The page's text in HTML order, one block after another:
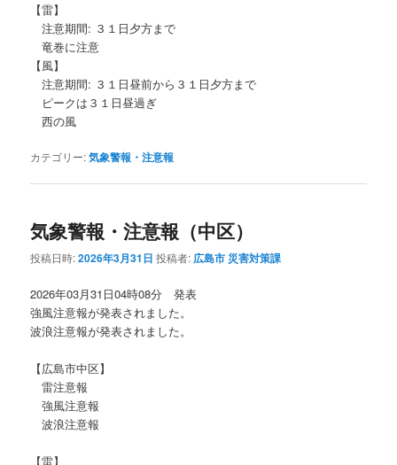
【雷】
注意期間: ３１日夕方まで
竜巻に注意
【風】
注意期間: ３１日昼前から３１日夕方まで
ピークは３１日昼過ぎ
西の風
カテゴリー:気象警報・注意報
気象警報・注意報（中区）
投稿日時:2026年3月31日 投稿者: 広島市 災害対策課
2026年03月31日04時08分 発表
強風注意報が発表されました。
波浪注意報が発表されました。
【広島市中区】
雷注意報
強風注意報
波浪注意報
【雷】